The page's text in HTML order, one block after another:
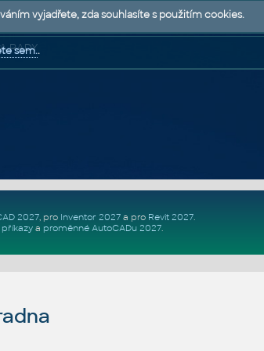
RADY
2027, pro Inventor 2027a pro Revit 2027.
příkazya proměnné AutoCADu 2027.
vyjadřete, zda souhlasíte s použitím cookies.
sem..